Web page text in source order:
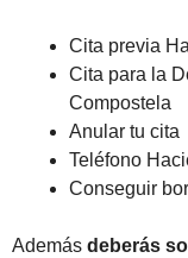
Cita previa
Cita para la
Compostela
Anular tu cita
Teléfono
Conseguir
Además deberás